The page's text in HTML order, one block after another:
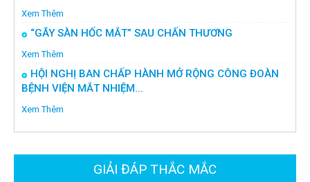
Xem Thêm
“GÃY SÀN HỐC MẮT” SAU CHẤN THƯƠNG
Xem Thêm
HỘI NGHỊ BAN CHẤP HÀNH MỞ RỘNG CÔNG ĐOÀN
BỆNH VIỆN MẮT NHIỆM...
Xem Thêm
GIẢI ĐÁP THẮC MẮC